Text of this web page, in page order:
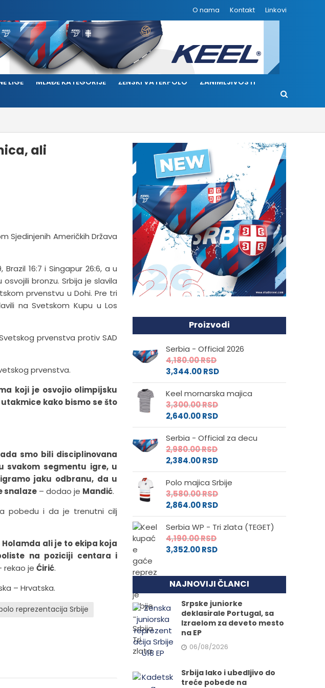
O nama Kontakt Linkovi
LIGE MLAĐE KATEGORIJE ŽENSKI VATERPOLO ZANIMLJIVOSTI
ali
Sjedinjenih Američkih Država
16:7 i Singapur 26:6, a u
bronzu. Srbija je slavila
prvenstvu u Dohi. Pre tri
na Svetskom Kupu u Los
prvenstva protiv SAD
prvenstva.
koji je osvojio olimpijsku
kako bismo se što
smo bili disciplinovana
svakom segmentu igre, u
jaku odbranu, da u
snalaze– dodao je Mandić.
pobedu i da je trenutni cilj
ali je to ekipa koja
na poziciji centara i
rekao je Ćirić.
– Hrvatska.
reprezentacija Srbije
Proizvodi
Serbia - Official 2026
4,180.00RSD
3,344.00RSD
Keel mornarska majica
3,300.00RSD
2,640.00RSD
Serbia - Official za decu
2,980.00RSD
2,384.00RSD
Polo majica Srbije
3,580.00RSD
2,864.00RSD
Serbia WP - Tri zlata (TEGET)
4,190.00RSD
3,352.00RSD
NAJNOVIJI ČLANCI
Srpske juniorke
deklasirale Portugal, sa
Izraelom za deveto mesto
na EP
06/08/2026
Srbija lako i ubedljivo do
treće pobede na